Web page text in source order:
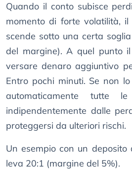
Quando il conto subisce
momento di forte volatilità, il
scende sotto una certa
del margine). A quel punto
versare denaro aggiuntivo
Entro pochi minuti. Se non
automaticamente tutte
indipendentemente dalle
proteggersi da ulteriori rischi.
Un esempio con un
leva 20:1 (margine del 5%).